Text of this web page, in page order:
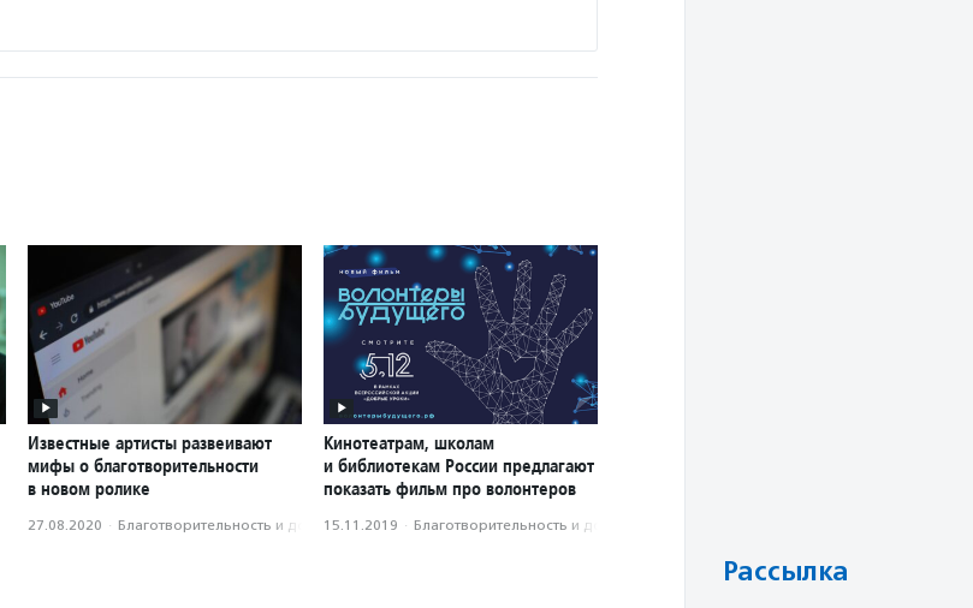
Известные артисты развеивают
мифы о благотворительности
в новом ролике
27.08.2020 · Благотвори­тель­ность и доброволь­чест­во
Кинотеатрам, школам
и библиотекам России предлагают
показать фильм про волонтеров
15.11.2019 · Благотвори­тель­ность и доброволь­чест­во
Рассылка